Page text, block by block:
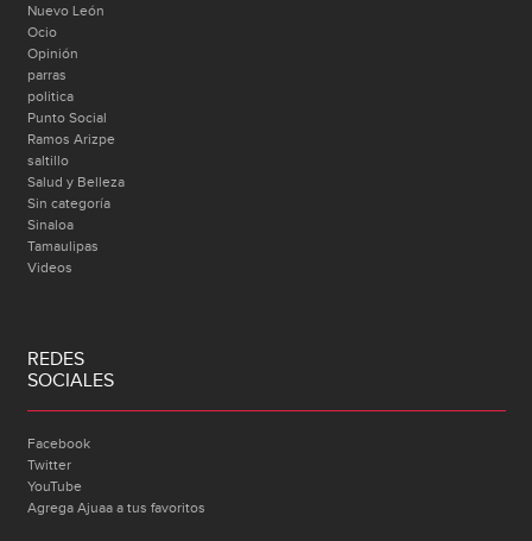
Nuevo León
Ocio
Opinión
parras
politica
Punto Social
Ramos Arizpe
saltillo
Salud y Belleza
Sin categoría
Sinaloa
Tamaulipas
Videos
REDES
SOCIALES
Facebook
Twitter
YouTube
Agrega Ajuaa a tus favoritos